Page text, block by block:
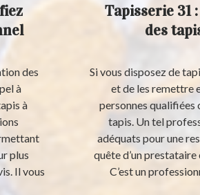
des
à
à
plus
Il vous
Tapisserie
des
Si vous disposez de
et de les remettre
personnes qualifiées
tapis. Un tel
adéquats pour une
quête d’un
C’est un